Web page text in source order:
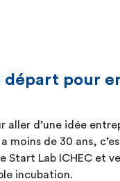
départ pour
aller d’une idée
moins de 30 ans,
Start Lab ICHEC et
incubation.